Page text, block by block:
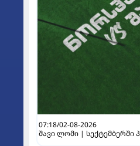
07:18/02-08-2026
შავი ლომი | სექტემბერში